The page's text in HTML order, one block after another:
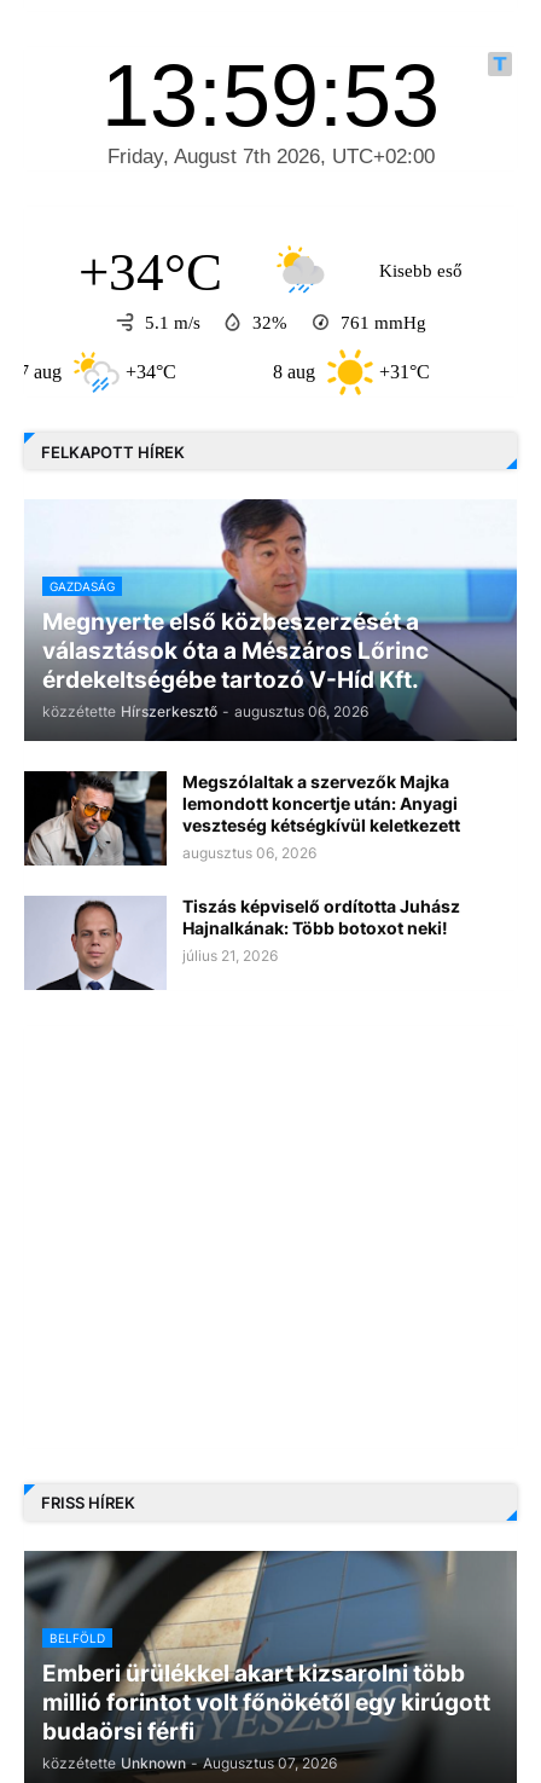
+34°C Kisebb eső
5.1 m/s 32% 761 mmHg
+34°C +31°C
FELKAPOTT HÍREK
GAZDASÁG
Megnyerte első közbeszerzését a
választások óta a Mészáros Lőrinc
érdekeltségébe tartozó V-Híd Kft.
közzétette Hírszerkesztő - augusztus 06, 2026
Megszólaltak a szervezők Majka
lemondott koncertje után: Anyagi
veszteség kétségkívül keletkezett
augusztus 06, 2026
Tiszás képviselő ordította Juhász
Hajnalkának: Több botoxot neki!
július 21, 2026
FRISS HÍREK
BELFÖLD
Emberi ürülékkel akart kizsarolni több
millió forintot volt főnökétől egy kirúgott
budaörsi férfi
közzétette Unknown - Augusztus 07, 2026